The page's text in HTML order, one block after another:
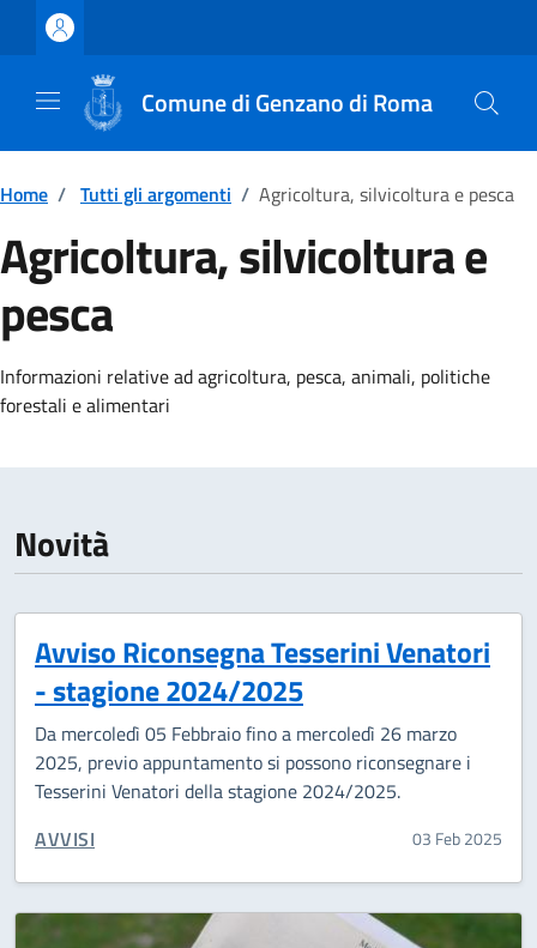
Vai ai contenuti
Vai al footer
Comune di Genzano di Roma
Home / Tutti gli argomenti / Agricoltura, silvicoltura e pesca
Agricoltura, silvicoltura e
pesca
Dettagli della notizia
Informazioni relative ad agricoltura, pesca, animali, politiche
forestali e alimentari
Novità
Avviso Riconsegna Tesserini Venatori
- stagione 2024/2025
Da mercoledì 05 Febbraio fino a mercoledì 26 marzo
2025, previo appuntamento si possono riconsegnare i
Tesserini Venatori della stagione 2024/2025.
CATEGORIA CORRELATA:
AVVISI 03 Feb 2025